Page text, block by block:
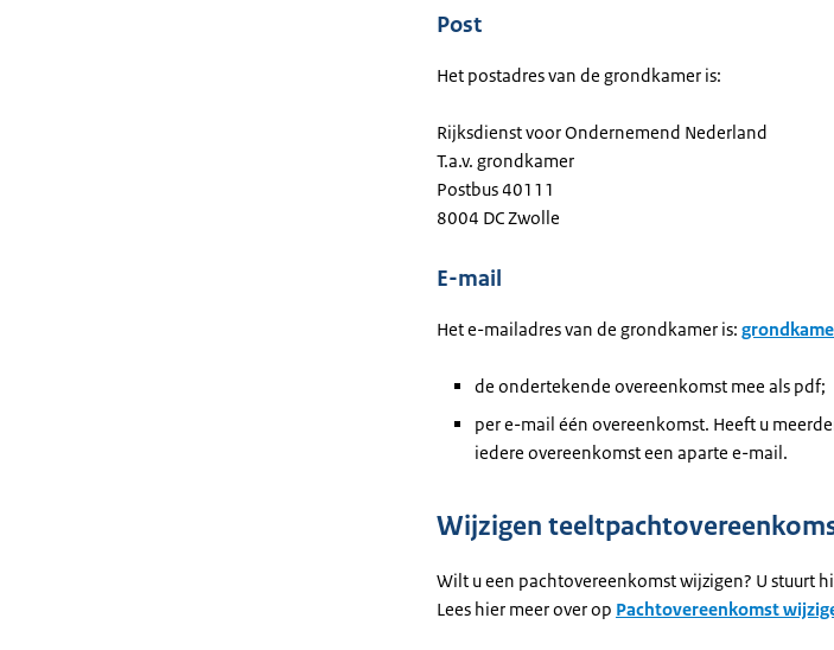
Post
Het postadres van de grondkamer is:
Rijksdienst voor Ondernemend Nederland
T.a.v. grondkamer
Postbus 40111
8004 DC Zwolle
E-mail
Het e-mailadres van de grondkamer is:
de ondertekende overeenkomst mee als pdf;
per e-mail één overeenkomst. Heeft u
iedere overeenkomst een aparte e-mail.
Wijzigen
Wilt u een pachtovereenkomst wijzigen? U stuurt
Lees hier meer over op Pachtovereenkomst